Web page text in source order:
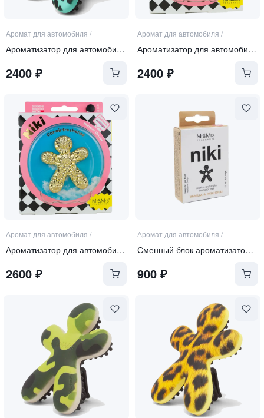
Аромат для автомобиля /
Ароматизатор для автомобиля "ГОЛУБОЙ ЛЕОПАРД"
2400 ₽
Аромат для автомобиля /
Ароматизатор для автомобиля, бело-розовый "PEACH&ROSE"
2400₽
Аромат для автомобиля /
Ароматизатор для автомобиля "BAROCCO"
2600 ₽
Аромат для автомобиля /
Сменный блок ароматизатора "VANILLA & PATCHOULY"
900₽